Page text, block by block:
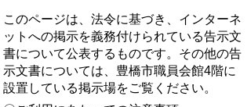
このページは、法令に基づき、インターネ
ットへの掲示を義務付けられている告示文
書について公表するものです。その他の告
示文書については、豊橋市職員会館4階に
設置している掲示場をご覧ください。